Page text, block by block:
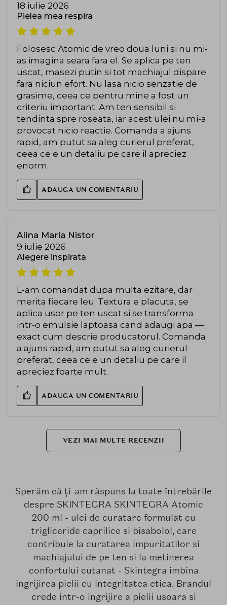
18 iulie 2026
Pielea mea respira
Folosesc Atomic de vreo doua luni si nu mi-
as imagina seara fara el. Se aplica pe ten
uscat, masezi putin si tot machiajul dispare
fara niciun efort. Nu lasa nicio senzatie de
grasime, ceea ce pentru mine a fost un
criteriu important. Am ten sensibil si
tendinta spre roseata, iar acest ulei nu mi-a
provocat nicio reactie. Comanda a ajuns
rapid, am putut sa aleg curierul preferat,
ceea ce e un detaliu pe care il apreciez
enorm.
ADAUGA UN COMENTARIU
Alina Maria Nistor
9 iulie 2026
Alegere inspirata
L-am comandat dupa multa ezitare, dar
merita fiecare leu. Textura e placuta, se
aplica usor pe ten uscat si se transforma
intr-o emulsie laptoasa cand adaugi apa —
exact cum descrie producatorul. Comanda
a ajuns rapid, am putut sa aleg curierul
preferat, ceea ce e un detaliu pe care il
apreciez foarte mult.
ADAUGA UN COMENTARIU
VEZI MAI MULTE RECENZII
Sperăm că ți-am răspuns la toate întrebările
despre SKINTEGRA SKINTEGRA Atomic
200 ml - ulei de curatare formulat cu
trigliceride caprilice si bisabolol, care
contribuie la curatarea impuritatilor si
machiajului de pe ten si la metinerea
confortului cutanat - Skintegra imbina
ingrijirea pielii cu integritatea etica. Brandul
crede intr-o ingrijire a pielii usoara si